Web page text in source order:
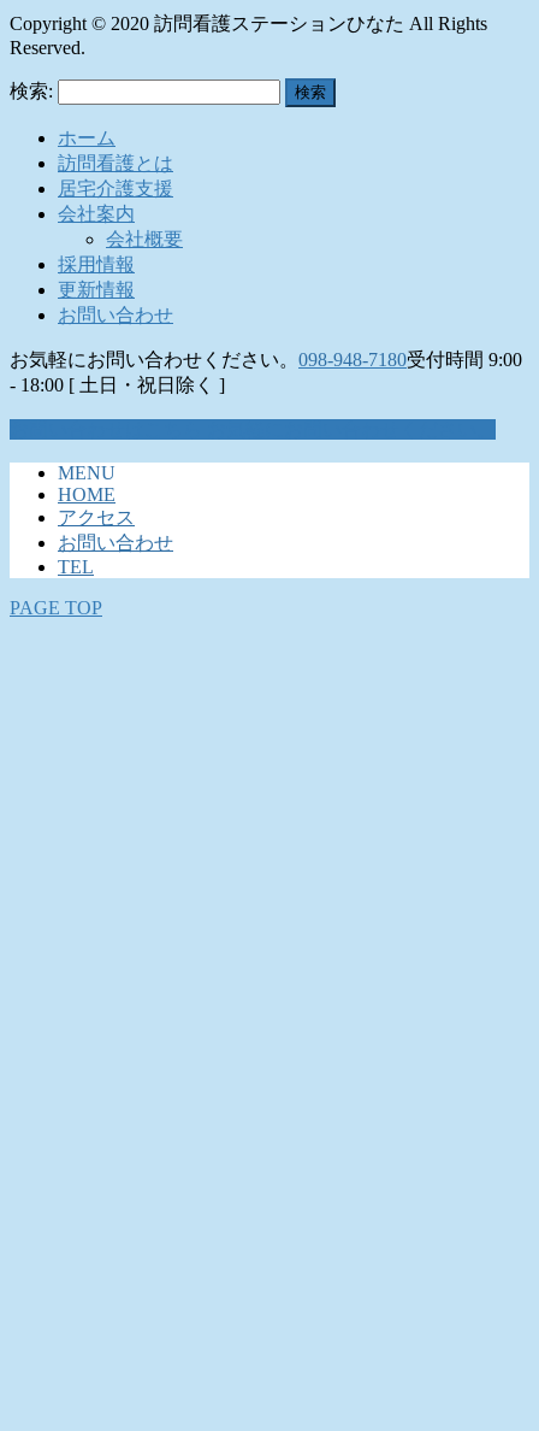
Copyright © 2020 訪問看護ステーションひなた All Rights
Reserved.
検索:
ホーム
訪問看護とは
居宅介護支援
会社案内
会社概要
採用情報
更新情報
お問い合わせ
お気軽にお問い合わせください。 098-948-7180受付時間 9:00
- 18:00 [ 土日・祝日除く ]
MENU
HOME
アクセス
お問い合わせ
TEL
PAGE TOP